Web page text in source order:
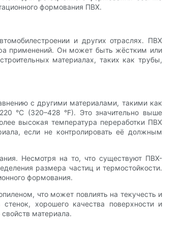
формования ПВХ.
и других отраслях. ПВХ
применений. Он может быть жёстким или
материалах, таких как трубы,
с другими материалами, такими как
°C (320–428 °F). Это значительно выше
высокая температура переработки ПВХ
если не контролировать её должным
Несмотря на то, что существуют ПВХ-
размера частиц и термостойкости.
формования.
что может повлиять на текучесть и
хорошего качества поверхности и
материала.